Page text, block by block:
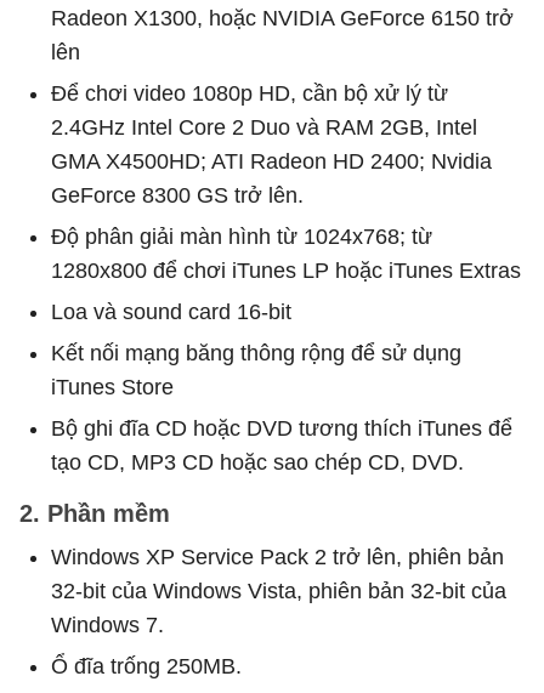
Radeon X1300, hoặc NVIDIA GeForce 6150 trở
lên
Để chơi video 1080p HD, cần bộ xử lý từ
2.4GHz Intel Core 2 Duo và RAM 2GB, Intel
GMA X4500HD; ATI Radeon HD 2400; Nvidia
GeForce 8300 GS trở lên.
Độ phân giải màn hình từ 1024x768; từ
1280x800 để chơi iTunes LP hoặc iTunes Extras
Loa và sound card 16-bit
Kết nối mạng băng thông rộng để sử dụng
iTunes Store
Bộ ghi đĩa CD hoặc DVD tương thích iTunes để
tạo CD, MP3 CD hoặc sao chép CD, DVD.
2. Phần mềm
Windows XP Service Pack 2 trở lên, phiên bản
32-bit của Windows Vista, phiên bản 32-bit của
Windows 7.
Ổ đĩa trống 250MB.